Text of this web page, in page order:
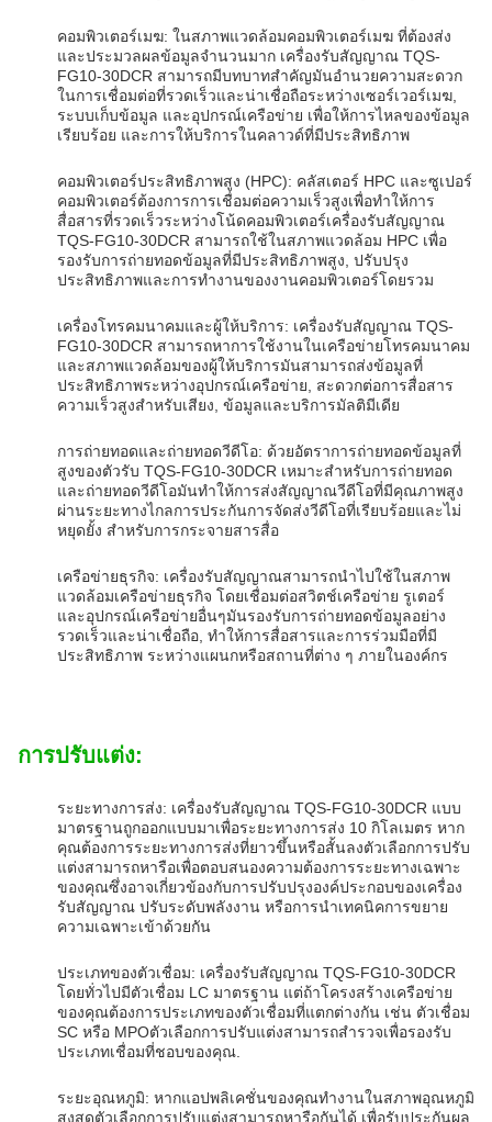
คอมพิวเตอร์เมฆ: ในสภาพแวดล้อมคอมพิวเตอร์เมฆ ที่ต้องส่ง
และประมวลผลข้อมูลจํานวนมาก เครื่องรับสัญญาณ TQS-
FG10-30DCR สามารถมีบทบาทสําคัญมันอํานวยความสะดวก
ในการเชื่อมต่อที่รวดเร็วและน่าเชื่อถือระหว่างเซอร์เวอร์เมฆ,
ระบบเก็บข้อมูล และอุปกรณ์เครือข่าย เพื่อให้การไหลของข้อมูล
เรียบร้อย และการให้บริการในคลาวด์ที่มีประสิทธิภาพ
คอมพิวเตอร์ประสิทธิภาพสูง (HPC): คลัสเตอร์ HPC และซูเปอร์
คอมพิวเตอร์ต้องการการเชื่อมต่อความเร็วสูงเพื่อทําให้การ
สื่อสารที่รวดเร็วระหว่างโน้ดคอมพิวเตอร์เครื่องรับสัญญาณ
TQS-FG10-30DCR สามารถใช้ในสภาพแวดล้อม HPC เพื่อ
รองรับการถ่ายทอดข้อมูลที่มีประสิทธิภาพสูง, ปรับปรุง
ประสิทธิภาพและการทํางานของงานคอมพิวเตอร์โดยรวม
เครื่องโทรคมนาคมและผู้ให้บริการ: เครื่องรับสัญญาณ TQS-
FG10-30DCR สามารถหาการใช้งานในเครือข่ายโทรคมนาคม
และสภาพแวดล้อมของผู้ให้บริการมันสามารถส่งข้อมูลที่
ประสิทธิภาพระหว่างอุปกรณ์เครือข่าย, สะดวกต่อการสื่อสาร
ความเร็วสูงสําหรับเสียง, ข้อมูลและบริการมัลติมีเดีย
การถ่ายทอดและถ่ายทอดวีดีโอ: ด้วยอัตราการถ่ายทอดข้อมูลที่
สูงของตัวรับ TQS-FG10-30DCR เหมาะสําหรับการถ่ายทอด
และถ่ายทอดวีดีโอมันทําให้การส่งสัญญาณวีดีโอที่มีคุณภาพสูง
ผ่านระยะทางไกลการประกันการจัดส่งวีดีโอที่เรียบร้อยและไม่
หยุดยั้ง สําหรับการกระจายสารสื่อ
เครือข่ายธุรกิจ: เครื่องรับสัญญาณสามารถนําไปใช้ในสภาพ
แวดล้อมเครือข่ายธุรกิจ โดยเชื่อมต่อสวิตช์เครือข่าย รูเตอร์
และอุปกรณ์เครือข่ายอื่นๆมันรองรับการถ่ายทอดข้อมูลอย่าง
รวดเร็วและน่าเชื่อถือ, ทําให้การสื่อสารและการร่วมมือที่มี
ประสิทธิภาพ ระหว่างแผนกหรือสถานที่ต่าง ๆ ภายในองค์กร
การปรับแต่ง:
ระยะทางการส่ง: เครื่องรับสัญญาณ TQS-FG10-30DCR แบบ
มาตรฐานถูกออกแบบมาเพื่อระยะทางการส่ง 10 กิโลเมตร หาก
คุณต้องการระยะทางการส่งที่ยาวขึ้นหรือสั้นลงตัวเลือกการปรับ
แต่งสามารถหารือเพื่อตอบสนองความต้องการระยะทางเฉพาะ
ของคุณซึ่งอาจเกี่ยวข้องกับการปรับปรุงองค์ประกอบของเครื่อง
รับสัญญาณ ปรับระดับพลังงาน หรือการนําเทคนิคการขยาย
ความเฉพาะเข้าด้วยกัน
ประเภทของตัวเชื่อม: เครื่องรับสัญญาณ TQS-FG10-30DCR
โดยทั่วไปมีตัวเชื่อม LC มาตรฐาน แต่ถ้าโครงสร้างเครือข่าย
ของคุณต้องการประเภทของตัวเชื่อมที่แตกต่างกัน เช่น ตัวเชื่อม
SC หรือ MPOตัวเลือกการปรับแต่งสามารถสํารวจเพื่อรองรับ
ประเภทเชื่อมที่ชอบของคุณ.
ระยะอุณหภูมิ: หากแอปพลิเคชั่นของคุณทํางานในสภาพอุณหภูมิ
สูงสุดตัวเลือกการปรับแต่งสามารถหารือกันได้ เพื่อรับประกันผล